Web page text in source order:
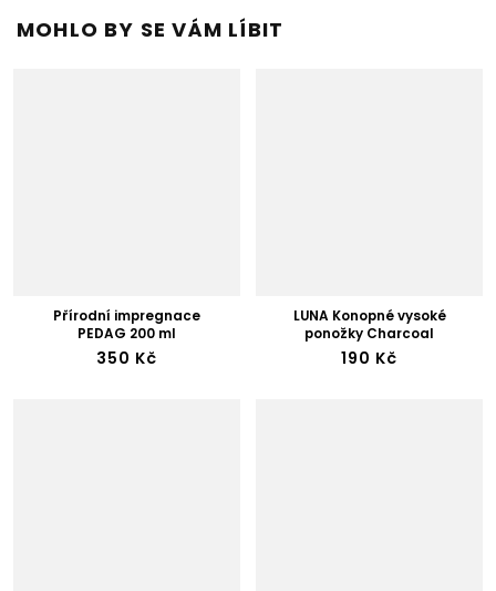
MOHLO BY SE VÁM LÍBIT
Přírodní impregnace
PEDAG 200 ml
350 Kč
LUNA Konopné vysoké
ponožky Charcoal
190 Kč